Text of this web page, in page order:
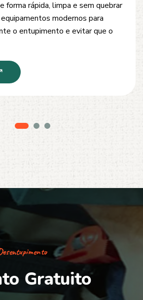
de esgoto, caixas de
Utilizamos equipamentos
seguras que garantem um
sem danos à estrutura.
to Gratuito